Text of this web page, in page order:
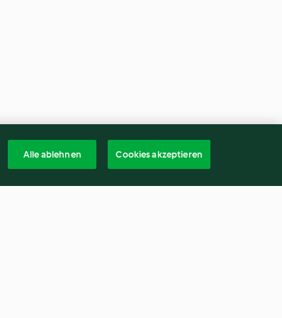
Alle ablehnen Cookies akzeptieren